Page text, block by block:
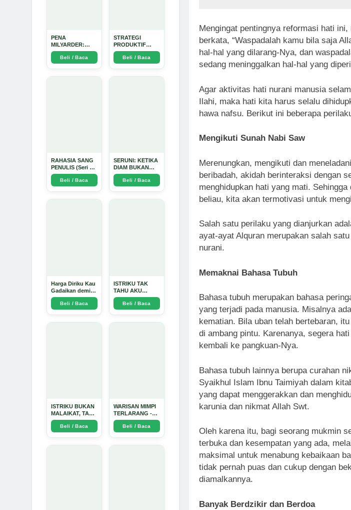
PENA
MILYARDER:
Kisah, Rahasia
Sukses, dan
Panduan Menjadi
Beli / Baca
STRATEGI
PRODUKTIF
MENULIS
UPDATE - Arda
Dinata
Beli / Baca
RAHASIA SANG
PENULIS (Seri 1)
- Arda Dinata
Beli / Baca
SERUNI: KETIKA
DIAM BUKAN
LAGI PILIHAN -
Arda Dinata
Beli / Baca
Harga Diriku Kau
Gadaikan demi
Perempuan Itu -
Arda Dinata
Beli / Baca
ISTRIKU TAK
TAHU AKU
PENGUSAHA
EMAS - Arda
Dinata
Beli / Baca
ISTRIKU BUKAN
MALAIKAT, TAPI
AKU JUGA
TIDAK SUCI -
Beli / Baca
WARISAN MIMPI
TERLARANG -
Arda Dinata
Beli / Baca
Mengingat pentingnya reformasi hati
berkata, “Waspadalah kamu bila saja
hal-hal yang dilarang-Nya, dan
sedang meninggalkan hal-hal yang
Agar aktivitas hati nurani manusia
Ilahi, maka hati kita harus selalu
hawa nafsu. Berikut ini beberapa
Mengikuti Sunah Nabi Saw
Merenungkan, mengikuti dan
beribadah, akidah berinteraksi dengan
menghidupkan hati yang mati.
beliau, kita akan termotivasi untuk
Salah satu perilaku yang dianjurkan
ayat-ayat Alquran merupakan salah
nurani.
Memaknai Bahasa Tubuh
Bahasa tubuh merupakan bahasa
yang terjadi pada manusia. Misalnya
kematian. Bila uban telah bertebaran,
di ambang pintu. Karenanya, segera
kembali ke pangkuan-Nya.
Bahasa tubuh lainnya berupa curahan
Syaikhul Islam Ibnu Taimiyah dalam
yang dapat menggerakkan dan
karunia dan nikmat Allah Swt.
Oleh karena itu, bagi seorang mukmin
terbuka dan kesempatan yang ada,
maksimal untuk menabung kebaikaan
tidak pernah puas dan cukup dengan
diamalkannya.
Banyak Berdzikir dan Berdoa